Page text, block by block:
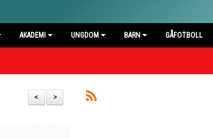
AKADEMI UNGDOM BARN GÅFOTBOLL
>
<